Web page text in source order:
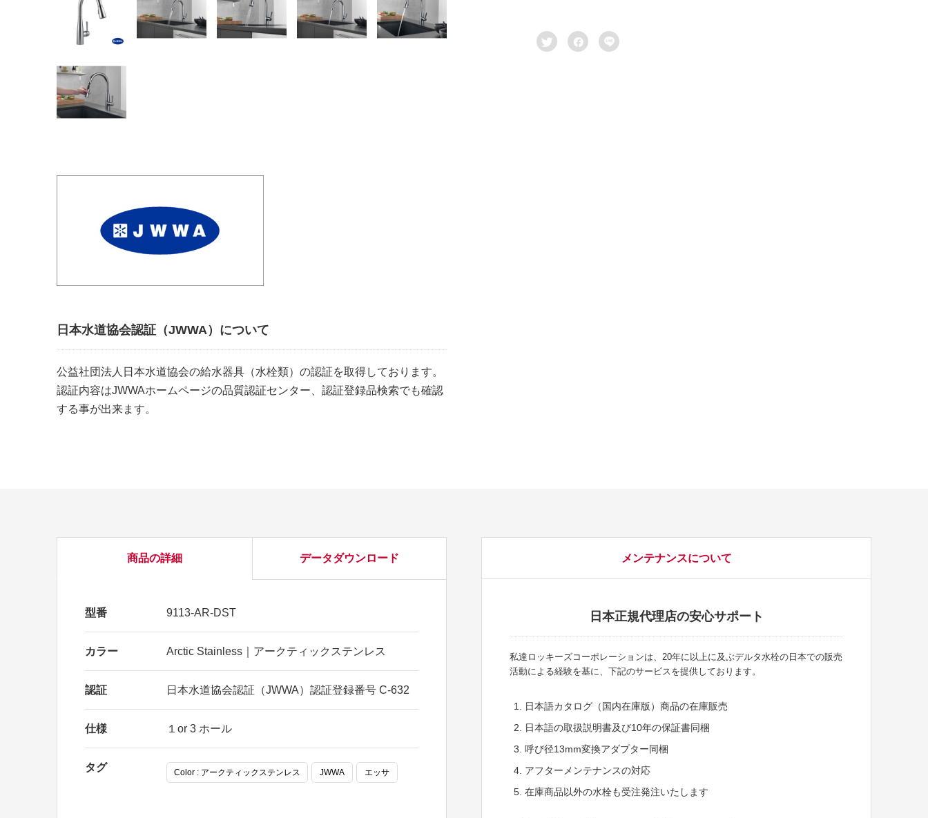
  
日本水道協会認証（JWWA）について
公益社団法人日本水道協会の給水器具（水栓類）の認証を取得しております。
認証内容はJWWAホームページの品質認証センター、認証登録品検索でも確認
する事が出来ます。
商品の詳細 データダウンロード
型番 9113-AR-DST
カラー Arctic Stainless｜アークティックステンレス
認証 日本水道協会認証（JWWA）認証登録番号 C-632
仕様 １or 3 ホール
タグ Color : アークティックステンレス JWWA エッサ
メンテナンスについて
日本正規代理店の安心サポート
私達ロッキーズコーポレーションは、20年に以上に及ぶデルタ水栓の日本での販売
活動による経験を基に、下記のサービスを提供しております。
日本語カタログ（国内在庫版）商品の在庫販売
日本語の取扱説明書及び10年の保証書同梱
呼び径13mm変換アダプター同梱
アフターメンテナンスの対応
在庫商品以外の水栓も受注発注いたします